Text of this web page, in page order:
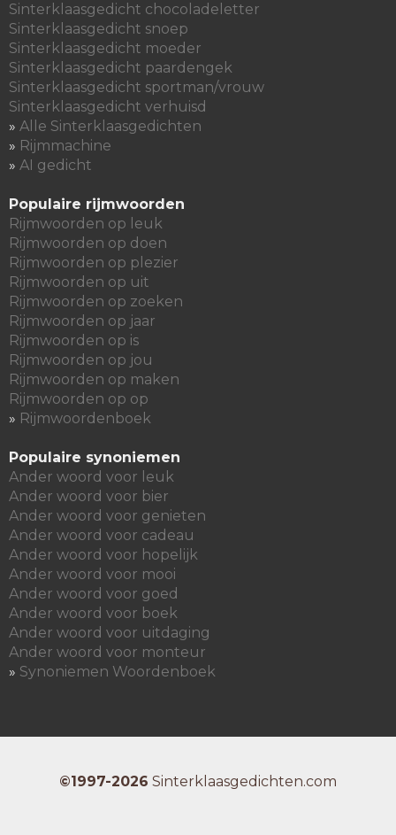
Sinterklaasgedicht chocoladeletter
Sinterklaasgedicht snoep
Sinterklaasgedicht moeder
Sinterklaasgedicht paardengek
Sinterklaasgedicht sportman/vrouw
Sinterklaasgedicht verhuisd
» Alle Sinterklaasgedichten
» Rijmmachine
» AI gedicht
Populaire rijmwoorden
Rijmwoorden op leuk
Rijmwoorden op doen
Rijmwoorden op plezier
Rijmwoorden op uit
Rijmwoorden op zoeken
Rijmwoorden op jaar
Rijmwoorden op is
Rijmwoorden op jou
Rijmwoorden op maken
Rijmwoorden op op
» Rijmwoordenboek
Populaire synoniemen
Ander woord voor leuk
Ander woord voor bier
Ander woord voor genieten
Ander woord voor cadeau
Ander woord voor hopelijk
Ander woord voor mooi
Ander woord voor goed
Ander woord voor boek
Ander woord voor uitdaging
Ander woord voor monteur
» Synoniemen Woordenboek
©1997-2026 Sinterklaasgedichten.com